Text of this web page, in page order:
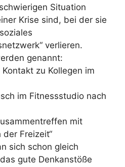
Situation
Krise sind, bei der sie
verlieren.
genannt:
zu Kollegen im
im Fitnessstudio nach
mit
Freizeit“
sich schon gleich
gute Denkanstöße